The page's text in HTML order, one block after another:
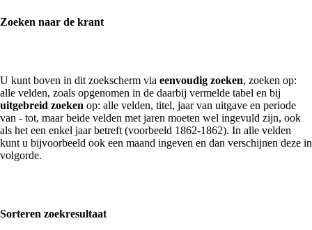
Zoeken naar de krant
U kunt boven in dit zoekscherm via eenvoudig zoeken, zoeken op:
alle velden, zoals opgenomen in de daarbij vermelde tabel en bij
uitgebreid zoeken op: alle velden, titel, jaar van uitgave en periode
van - tot, maar beide velden met jaren moeten wel ingevuld zijn, ook
als het een enkel jaar betreft (voorbeeld 1862-1862). In alle velden
kunt u bijvoorbeeld ook een maand ingeven en dan verschijnen deze in
volgorde.
Sorteren zoekresultaat